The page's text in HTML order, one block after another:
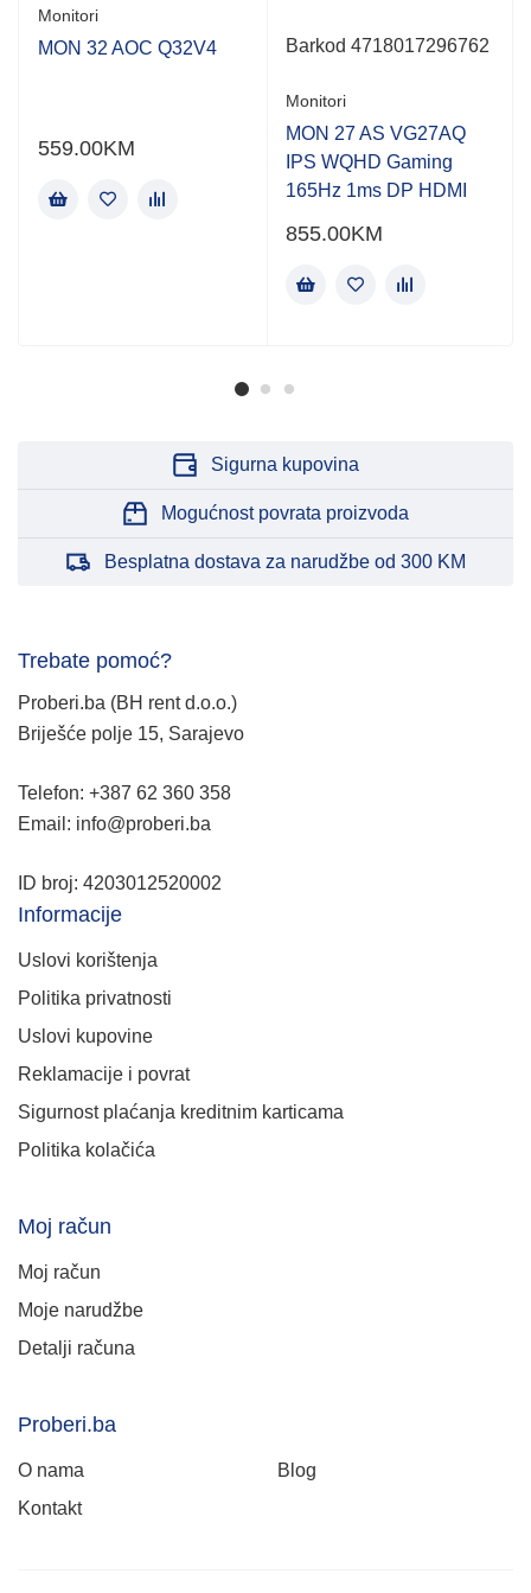
Monitori
MON 32 AOC Q32V4
559.00KM
Barkod 4718017296762
Monitori
MON 27 AS VG27AQ
IPS WQHD Gaming
165Hz 1ms DP HDMI
855.00KM
Sigurna kupovina
Mogućnost povrata proizvoda
Besplatna dostava za narudžbe od 300 KM
Trebate pomoć?
Proberi.ba (BH rent d.o.o.)
Briješće polje 15, Sarajevo
Telefon: +387 62 360 358
Email: info@proberi.ba
ID broj: 4203012520002
Informacije
Uslovi korištenja
Politika privatnosti
Uslovi kupovine
Reklamacije i povrat
Sigurnost plaćanja kreditnim karticama
Politika kolačića
Moj račun
Moj račun
Moje narudžbe
Detalji računa
Proberi.ba
O nama
Blog
Kontakt